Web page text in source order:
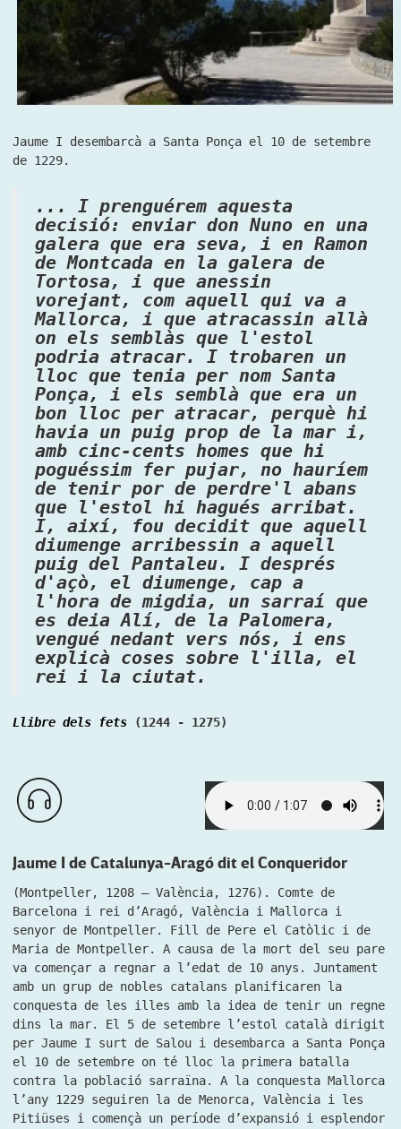
Jaume I desembarcà a Santa Ponça el 10 de setembre
de 1229.
... I prenguérem aquesta
decisió: enviar don Nuno en una
galera que era seva, i en Ramon
de Montcada en la galera de
Tortosa, i que anessin
vorejant, com aquell qui va a
Mallorca, i que atracassin allà
on els semblàs que l'estol
podria atracar. I trobaren un
lloc que tenia per nom Santa
Ponça, i els semblà que era un
bon lloc per atracar, perquè hi
havia un puig prop de la mar i,
amb cinc-cents homes que hi
poguéssim fer pujar, no hauríem
de tenir por de perdre'l abans
que l'estol hi hagués arribat.
I, així, fou decidit que aquell
diumenge arribessin a aquell
puig del Pantaleu. I després
d'açò, el diumenge, cap a
l'hora de migdia, un sarraí que
es deia Alí, de la Palomera,
vengué nedant vers nós, i ens
explicà coses sobre l'illa, el
rei i la ciutat.
Llibre dels fets(1244 - 1275)
Jaume I de Catalunya-Aragó dit el Conqueridor
(Montpeller, 1208 – València, 1276). Comte de
Barcelona i rei d’Aragó, València i Mallorca i
senyor de Montpeller. Fill de Pere el Catòlic i de
Maria de Montpeller. A causa de la mort del seu pare
va començar a regnar a l’edat de 10 anys. Juntament
amb un grup de nobles catalans planificaren la
conquesta de les illes amb la idea de tenir un regne
dins la mar. El 5 de setembre l’estol català dirigit
per Jaume I surt de Salou i desembarca a Santa Ponça
el 10 de setembre on té lloc la primera batalla
contra la població sarraïna. A la conquesta Mallorca
l’any 1229 seguiren la de Menorca, València i les
Pitiüses i començà un període d’expansió i esplendor